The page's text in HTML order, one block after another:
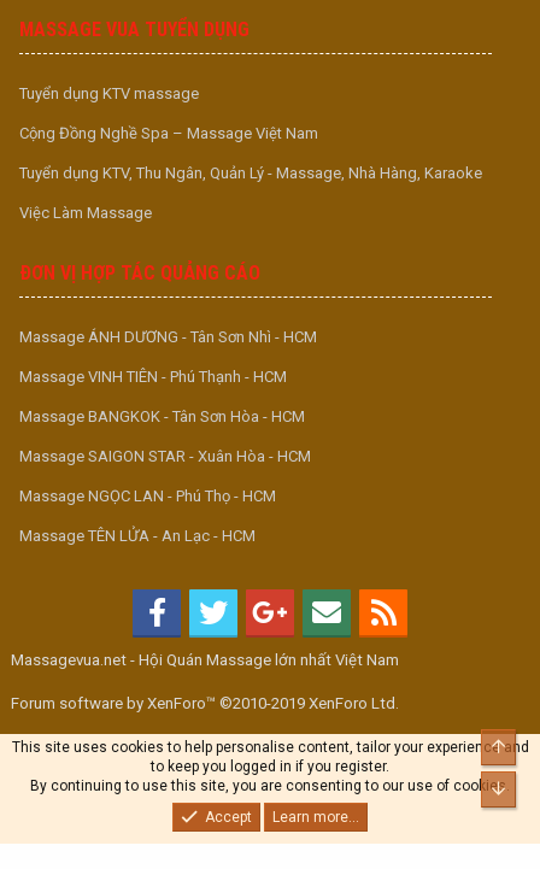
MASSAGE VUA TUYỂN DỤNG
Tuyển dụng KTV massage
Cộng Đồng Nghề Spa – Massage Việt Nam
Tuyển dụng KTV, Thu Ngân, Quản Lý - Massage, Nhà Hàng, Karaoke
Việc Làm Massage
ĐƠN VỊ HỢP TÁC QUẢNG CÁO
Massage ÁNH DƯƠNG - Tân Sơn Nhì - HCM
Massage VINH TIÊN - Phú Thạnh - HCM
Massage BANGKOK - Tân Sơn Hòa - HCM
Massage SAIGON STAR - Xuân Hòa - HCM
Massage NGỌC LAN - Phú Thọ - HCM
Massage TÊN LỬA - An Lạc - HCM
Massagevua.net - Hội Quán Massage lớn nhất Việt Nam
Forum software by XenForo™ ©2010-2019 XenForo Ltd.
This site uses cookies to help personalise content, tailor your experience and
to keep you logged in if you register.
By continuing to use this site, you are consenting to our use of cookies.
Accept
Learn more...
Top